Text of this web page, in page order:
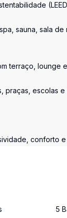
sauna, sala
terraço,
escolas e
conforto
5